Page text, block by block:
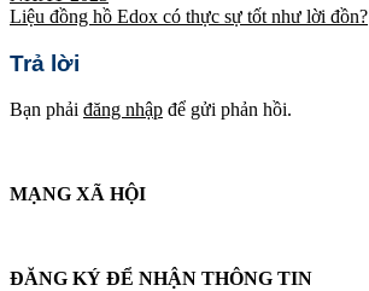
Liệu đồng hồ Edox có thực sự tốt như lời đồn?
Trả lời
Bạn phải đăng nhập để gửi phản hồi.
MẠNG XÃ HỘI
ĐĂNG KÝ ĐỂ NHẬN THÔNG TIN